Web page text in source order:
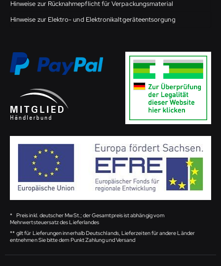
Hinweise zur Rücknahmepflicht für Verpackungsmaterial
Hinweise zur Elektro- und Elektronikaltgeräteentsorgung
* Preis inkl. deutscher MwSt.; der Gesamtpreis ist abhängig vom
Mehrwertsteuersatz des Lieferlandes
** gilt für Lieferungen innerhalb Deutschlands, Lieferzeiten für andere Länder
entnehmen Sie bitte dem Punkt Zahlung und Versand